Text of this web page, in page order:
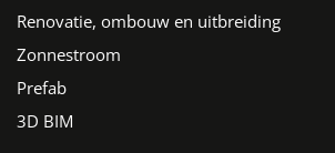
Renovatie, ombouw en uitbreiding
Zonnestroom
Prefab
3D BIM